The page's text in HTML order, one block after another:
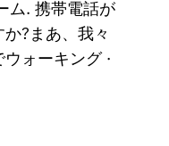
ム. 携帯電話が
?まあ、我々
ォーキング ·